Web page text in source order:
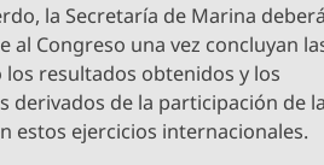
la Secretaría de Marina
al Congreso una vez concluyan
resultados obtenidos y los
derivados de la participación de
estos ejercicios internacionales.